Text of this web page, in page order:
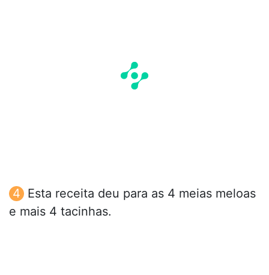
Esta receita deu para as 4 meias meloas
e mais 4 tacinhas.